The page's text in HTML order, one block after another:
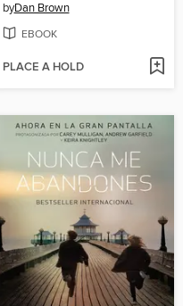
byDan Brown
EBOOK
PLACE A HOLD